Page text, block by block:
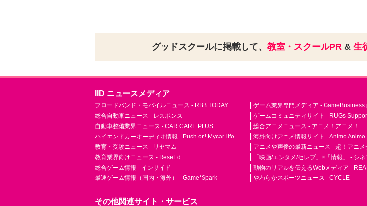
グッドスクールに掲載して、 教室・スクールPR& 生
IID ニュースメディア
ブロードバンド・モバイルニュース - RBB TODAY
総合自動車ニュース - レスポンス
自動車整備業界ニュース - CAR CARE PLUS
ハイエンドカーオーディオ情報 - Push on! Mycar-life
教育・受験ニュース - リセマム
教育業界向けニュース - ReseEd
総合ゲーム情報 - インサイド
最速ゲーム情報（国内・海外） - Game*Spark
ゲーム業界専門メディア -
ゲームコミュニティサイト - RUGs
総合アニメニュース - アニメ！アニメ！
海外向けアニメ情報サイト - Anime Anime
アニメや声優の最新ニュース - 超！アニメ
「映画/エンタメ/セレブ」×「情報」 - シ
動物のリアルを伝えるWebメディア -
やわらかスポーツニュース - CYCLE
その他関連サイト・サービス